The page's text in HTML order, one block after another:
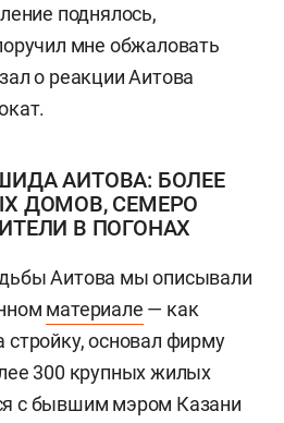
поднялось,
мне обжаловать
о реакции Аитова
АИТОВА: БОЛЕЕ
ДОМОВ, СЕМЕРО
В ПОГОНАХ
Аитова мы описывали
материале — как
стройку, основал фирму
300 крупных жилых
с бывшим мэром Казани